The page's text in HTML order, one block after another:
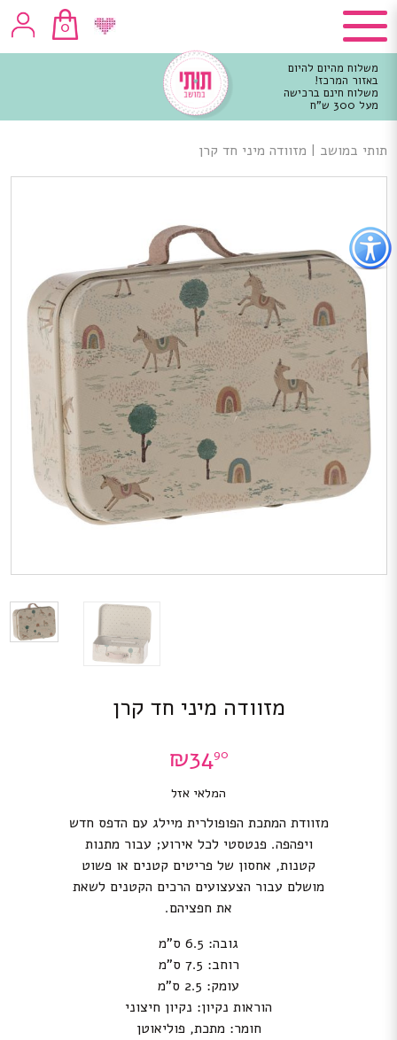
כפתור
לפתיחת
תפריט
נגישות
0
משלוח מהיום להיום
באזור המרכז!
משלוח חינם ברכישה
מעל 300 ש"ח
מרכזי
תותי במושב | מזוודה מיני חד קרן
מזוודה מיני חד קרן
₪3490
המלאי אזל
מזוודת המתכת הפופולרית מיילג עם הדפס חדש
ויפהפה. פנטסטי לכל אירוע; עבור מתנות
קטנות, אחסון של פריטים קטנים או פשוט
מושלם עבור הצעצועים הרכים הקטנים לשאת
את חפציהם.
גובה: 6.5 ס”מ
רוחב: 7.5 ס”מ
עומק: 2.5 ס”מ
הוראות נקיון: נקיון חיצוני
חומר: מתכת, פוליאוטן